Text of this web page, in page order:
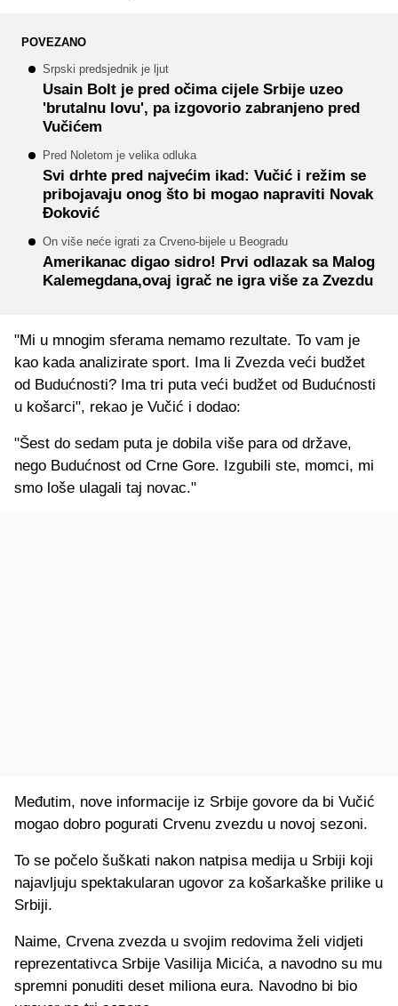
POVEZANO
Srpski predsjednik je ljut
Usain Bolt je pred očima cijele Srbije uzeo
'brutalnu lovu', pa izgovorio zabranjeno pred
Vučićem
Pred Noletom je velika odluka
Svi drhte pred najvećim ikad: Vučić i režim se
pribojavaju onog što bi mogao napraviti Novak
Đoković
On više neće igrati za Crveno-bijele u Beogradu
Amerikanac digao sidro! Prvi odlazak sa Malog
Kalemegdana,ovaj igrač ne igra više za Zvezdu
"Mi u mnogim sferama nemamo rezultate. To vam je
kao kada analizirate sport. Ima li Zvezda veći budžet
od Budućnosti? Ima tri puta veći budžet od Budućnosti
u košarci", rekao je Vučić i dodao:
"Šest do sedam puta je dobila više para od države,
nego Budućnost od Crne Gore. Izgubili ste, momci, mi
smo loše ulagali taj novac."
Međutim, nove informacije iz Srbije govore da bi Vučić
mogao dobro pogurati Crvenu zvezdu u novoj sezoni.
To se počelo šuškati nakon natpisa medija u Srbiji koji
najavljuju spektakularan ugovor za košarkaške prilike u
Srbiji.
Naime, Crvena zvezda u svojim redovima želi vidjeti
reprezentativca Srbije Vasilija Micića, a navodno su mu
spremni ponuditi deset miliona eura. Navodno bi bio